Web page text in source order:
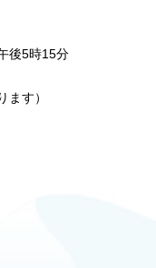
後5時15分
ます）